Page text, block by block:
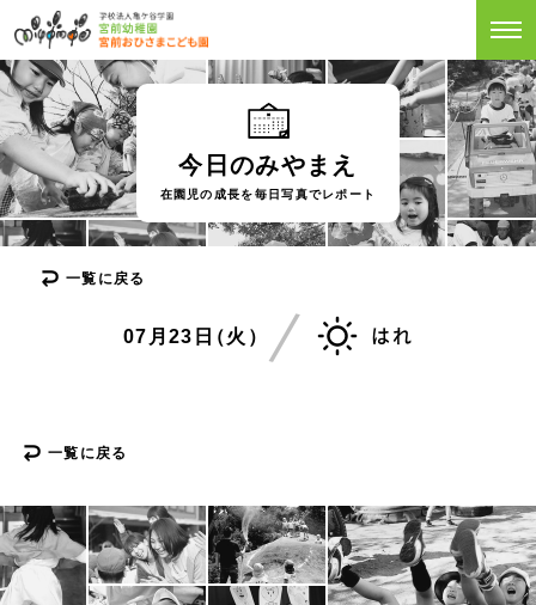
今日のみやまえ
在園児の成長を毎日写真でレポート
一覧に戻る
07月23 日（火） はれ
一覧に戻る